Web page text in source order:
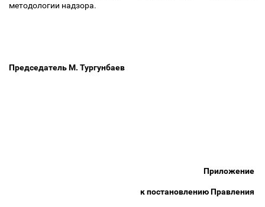
методологии надзора.
Председатель М. Тургунбаев
Приложение
к постановлению Правления